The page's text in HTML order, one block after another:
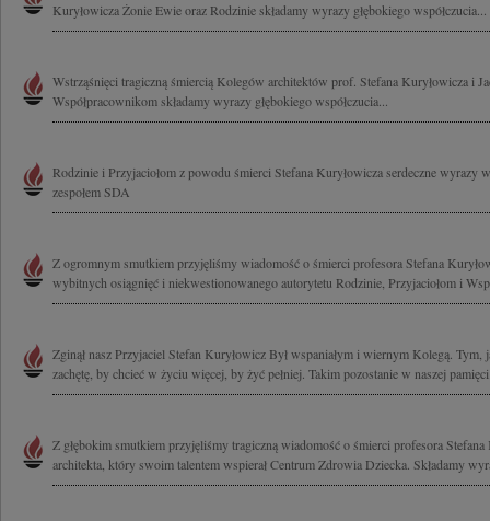
Kuryłowicza Żonie Ewie oraz Rodzinie składamy wyrazy głębokiego współczucia...
Wstrząśnięci tragiczną śmiercią Kolegów architektów prof. Stefana Kuryłowicza i
Współpracownikom składamy wyrazy głębokiego współczucia...
Rodzinie i Przyjaciołom z powodu śmierci Stefana Kuryłowicza serdeczne wyrazy
zespołem SDA
Z ogromnym smutkiem przyjęliśmy wiadomość o śmierci profesora Stefana
wybitnych osiągnięć i niekwestionowanego autorytetu Rodzinie, Przyjaciołom i
Zginął nasz Przyjaciel Stefan Kuryłowicz Był wspaniałym i wiernym Kolegą. Tym,
zachętę, by chcieć w życiu więcej, by żyć pełniej. Takim pozostanie w naszej
Z głębokim smutkiem przyjęliśmy tragiczną wiadomość o śmierci profesora
architekta, który swoim talentem wspierał Centrum Zdrowia Dziecka. Składamy